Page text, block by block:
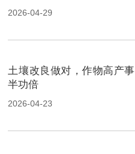
2026-04-29
土壤改良做对，作物高产事
半功倍
2026-04-23